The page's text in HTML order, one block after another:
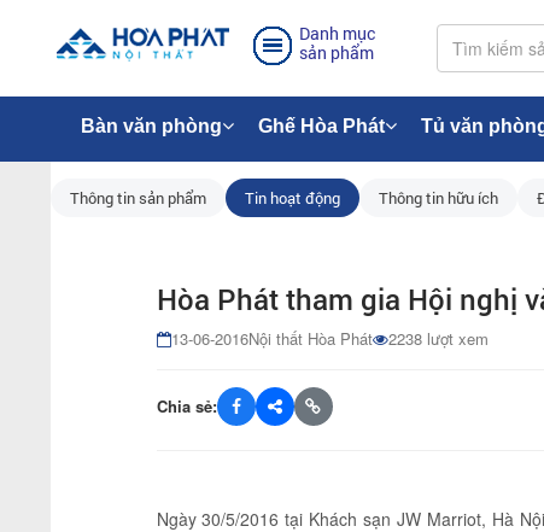
Danh mục
sản phẩm
Bàn văn phòng Ghế Hòa Phát Tủ văn
Thông tin sản phẩm Tin hoạt động Thông tin hữu ích
Hòa Phát tham gia Hội nghị
13-06-2016Nội thất Hòa Phát 2238 lượt xem
Chia sẻ:
Ngày 30/5/2016 tại Khách sạn JW Marriot, Hà